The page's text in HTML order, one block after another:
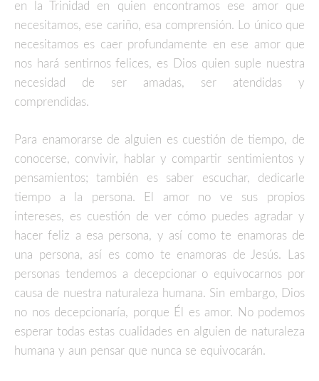
en la Trinidad en quien encontramos ese amor que
necesitamos, ese cariño, esa comprensión. Lo único que
necesitamos es caer profundamente en ese amor que
nos hará sentirnos felices, es Dios quien suple nuestra
necesidad de ser amadas, ser atendidas y
comprendidas.
Para enamorarse de alguien es cuestión de tiempo, de
conocerse, convivir, hablar y compartir sentimientos y
pensamientos; también es saber escuchar, dedicarle
tiempo a la persona. El amor no ve sus propios
intereses, es cuestión de ver cómo puedes agradar y
hacer feliz a esa persona, y así como te enamoras de
una persona, así es como te enamoras de Jesús. Las
personas tendemos a decepcionar o equivocarnos por
causa de nuestra naturaleza humana. Sin embargo, Dios
no nos decepcionaría, porque Él es amor. No podemos
esperar todas estas cualidades en alguien de naturaleza
humana y aun pensar que nunca se equivocarán.